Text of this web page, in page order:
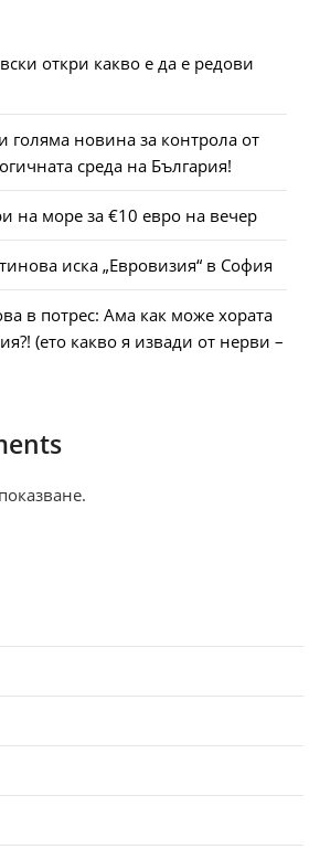
откри какво е да е редови
голяма новина за контрола от
среда на България!
на море за €10 евро на вечер
иска „Евровизия“ в София
в потрес: Ама как може хората
(ето какво я извади от нерви –